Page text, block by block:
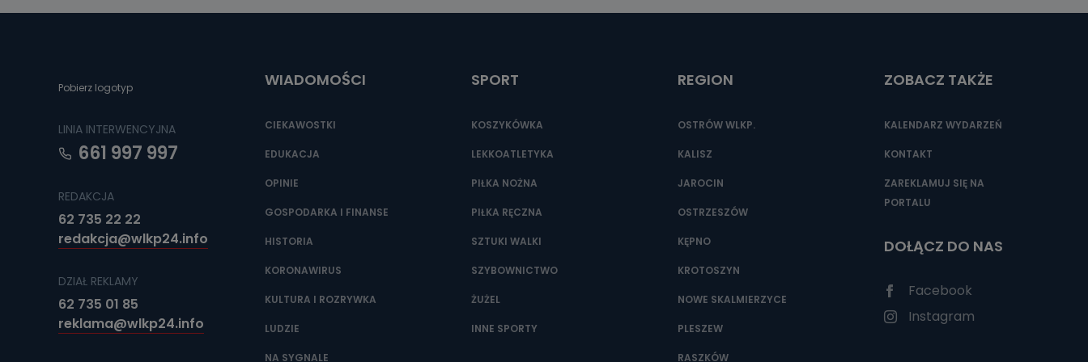
Można to zrobić pod numerem telefonu 62 735-51-05 lub e-mailowo pod adresem:
Pobierz logotyp
LINIA INTERWENCYJNA
661 997 997
REDAKCJA
62 735 22 22
redakcja@wlkp24.info
DZIAŁ REKLAMY
62 735 01 85
reklama@wlkp24.info
WIADOMOŚCI
CIEKAWOSTKI
EDUKACJA
OPINIE
GOSPODARKA I FINANSE
HISTORIA
KORONAWIRUS
KULTURA I ROZRYWKA
LUDZIE
NA SYGNALE
SPORT
KOSZYKÓWKA
LEKKOATLETYKA
PIŁKA NOŻNA
PIŁKA RĘCZNA
SZTUKI WALKI
SZYBOWNICTWO
ŻUŻEL
INNE SPORTY
REGION
OSTRÓW WLKP.
KALISZ
JAROCIN
OSTRZESZÓW
KĘPNO
KROTOSZYN
NOWE SKALMIERZYCE
PLESZEW
RASZKÓW
ZOBACZ TAKŻE
KALENDARZ WYDARZEŃ
KONTAKT
ZAREKLAMUJ SIĘ NA
PORTALU
DOŁĄCZ DO NAS
Facebook
Instagram